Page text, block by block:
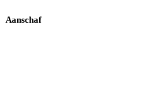
Aanschaf